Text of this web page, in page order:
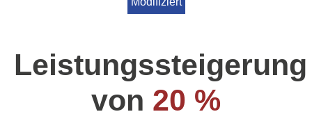
Leistungssteigerung
von 20 %